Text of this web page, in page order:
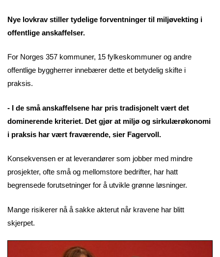
Nye lovkrav stiller tydelige forventninger til miljøvekting i
offentlige anskaffelser.
For Norges 357 kommuner, 15 fylkeskommuner og andre
offentlige byggherrer innebærer dette et betydelig skifte i
praksis.
- I de små anskaffelsene har pris tradisjonelt vært det
dominerende kriteriet. Det gjør at miljø og sirkulærøkonomi
i praksis har vært fraværende, sier Fagervoll.
Konsekvensen er at leverandører som jobber med mindre
prosjekter, ofte små og mellomstore bedrifter, har hatt
begrensede forutsetninger for å utvikle grønne løsninger.
Mange risikerer nå å sakke akterut når kravene har blitt
skjerpet.